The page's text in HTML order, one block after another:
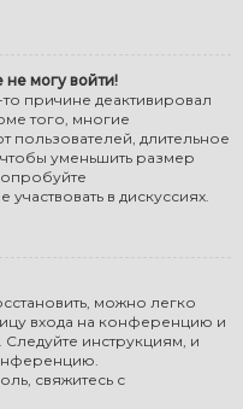
не могу войти!
причине деактивировал
того, многие
длительное
уменьшить размер
участвовать в дискуссиях.
можно легко
входа на конференцию и
. Следуйте инструкциям, и
свяжитесь с